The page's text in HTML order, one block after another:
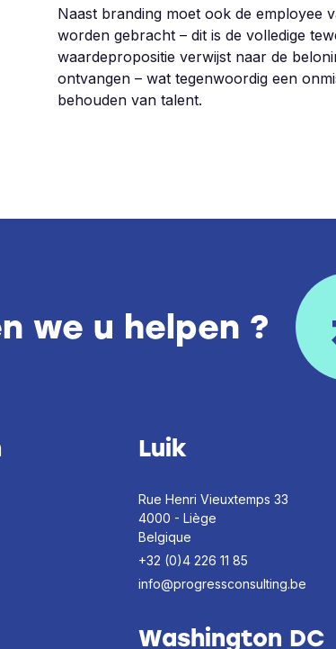
Naast branding moet ook de employee
worden gebracht – dit is de volledige
waardepropositie verwijst naar de
ontvangen – wat tegenwoordig een
behouden van talent.
we u helpen ?
Luik
Rue Henri Vieuxtemps 33
4000 - Liège
Belgique
+32 (0)4 226 11 85
info@progressconsulting.be
Washington DC